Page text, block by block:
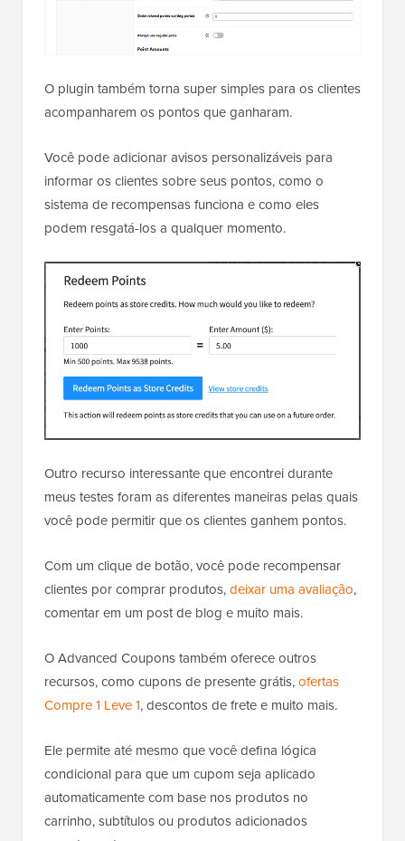
O plugin também torna super simples para os clientes
acompanharem os pontos que ganharam.
Você pode adicionar avisos personalizáveis para
informar os clientes sobre seus pontos, como o
sistema de recompensas funciona e como eles
podem resgatá-los a qualquer momento.
Outro recurso interessante que encontrei durante
meus testes foram as diferentes maneiras pelas quais
você pode permitir que os clientes ganhem pontos.
Com um clique de botão, você pode recompensar
clientes por comprar produtos,deixar uma avaliação,
comentar em um post de blog e muito mais.
O Advanced Coupons também oferece outros
recursos, como cupons de presente grátis,ofertas
Compre 1 Leve 1, descontos de frete e muito mais.
Ele permite até mesmo que você defina lógica
condicional para que um cupom seja aplicado
automaticamente com base nos produtos no
carrinho, subtítulosou produtos adicionados